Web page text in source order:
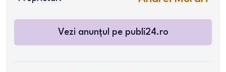
Vezi anunțul pe publi24.ro